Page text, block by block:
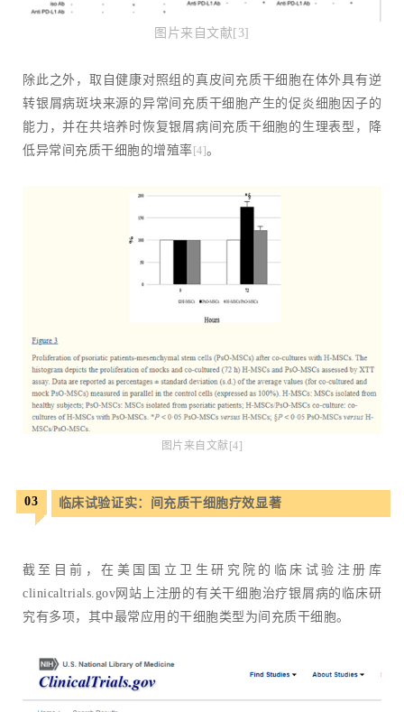
图片来自文献[3]
除此之外，取自健康对照组的真皮间充质干细胞在体外具有逆
转银屑病斑块来源的异常间充质干细胞产生的促炎细胞因子的
能力，并在共培养时恢复银屑病间充质干细胞的生理表型，降
低异常间充质干细胞的增殖率[4]。
图片来自文献[4]
03 临床试验证实：间充质干细胞疗效显著
截至目前，在美国国立卫生研究院的临床试验注册库
clinicaltrials.gov网站上注册的有关干细胞治疗银屑病的临床研
究有多项，其中最常应用的干细胞类型为间充质干细胞。